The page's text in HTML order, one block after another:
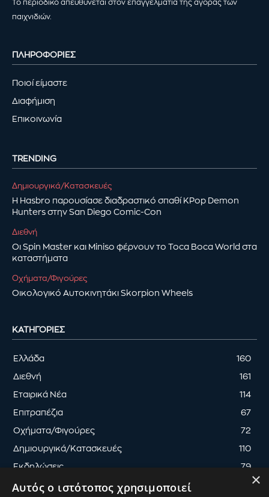
Το περιοδικό απευθύνεται στον επαγγελματία της αγοράς των
παιχνιδιών.
ΠΛΗΡΟΦΟΡΙΕΣ
Ποιοί είμαστε
Διαφήμιση
Επικοινωνία
TRENDING
Δημιουργικά/Κατασκευές
Η Hasbro παρουσίασε διαδραστικό σπαθί KPop Demon
Hunters στην San Diego Comic-Con
Διεθνή
Οι Spin Master και Miniso φέρνουν το Toca Boca World στα
καταστήματα
Οχήματα/Φιγούρες
Οικολογικό Αυτοκινητάκι Skorpion Wheels
ΚΑΤΗΓΟΡΊΕΣ
Ελλάδα 160
Διεθνή 161
Εταιρικά Νέα 114
Επιτραπέζια 67
Οχήματα/Φιγούρες 72
Δημιουργικά/Κατασκευές 110
Εκδηλώσεις 79
×
Αυτός ο ιστότοπος χρησιμοποιεί